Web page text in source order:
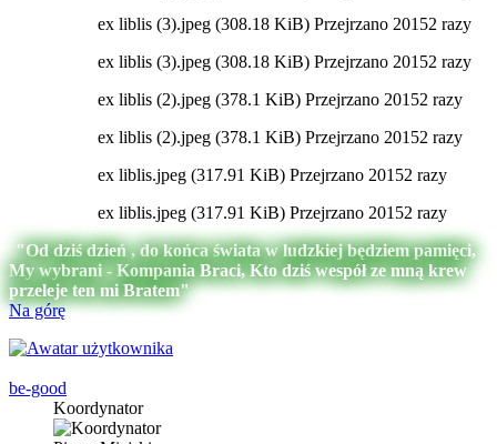
ex liblis (3).jpeg (308.18 KiB) Przejrzano 20152 razy
ex liblis (3).jpeg (308.18 KiB) Przejrzano 20152 razy
ex liblis (2).jpeg (378.1 KiB) Przejrzano 20152 razy
ex liblis (2).jpeg (378.1 KiB) Przejrzano 20152 razy
ex liblis.jpeg (317.91 KiB) Przejrzano 20152 razy
ex liblis.jpeg (317.91 KiB) Przejrzano 20152 razy
"Od dziś dzień , do końca świata w ludzkiej będziem pamięci,
My wybrani - Kompania Braci, Kto dziś wespół ze mną krew
przeleje ten mi Bratem"
Na górę
be-good
Koordynator